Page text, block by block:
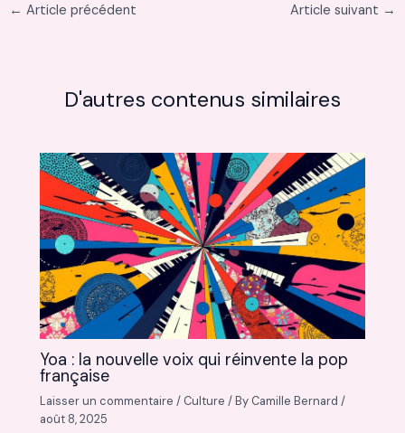
← Article précédent Article suivant →
D'autres contenus similaires
Yoa : la nouvelle voix qui réinvente la pop
française
Laisser un commentaire / Culture / By Camille Bernard/
août 8, 2025